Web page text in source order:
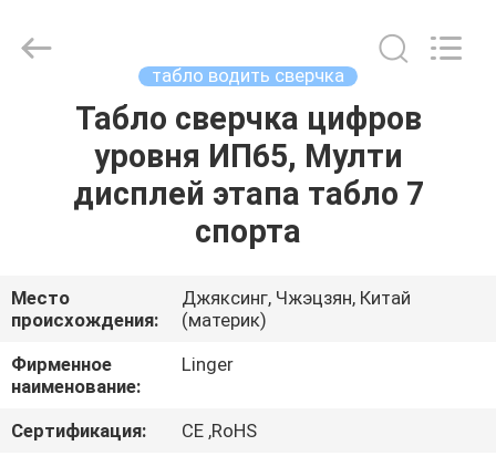
ПРОДУКТЫ
НАС
ПУТЕШЕСТВИЕ
ФАБРИКИ
Technology
табло водить сверчка
Табло сверчка цифров
уровня ИП65, Мулти
дисплей этапа табло 7
спорта
Место
происхождения:
Джяксинг, Чжэцзян, Китай
(материк)
Фирменное
наименование:
Linger
Сертификация:
CE ,RoHS